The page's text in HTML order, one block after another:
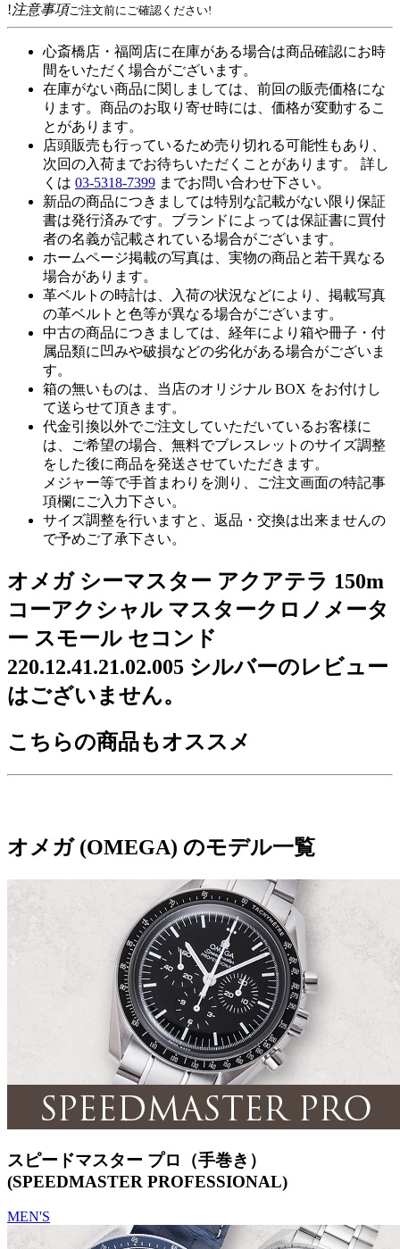
!注意事項ご注文前にご確認ください!
心斎橋店・福岡店に在庫がある場合は商品確認にお時
間をいただく場合がございます。
在庫がない商品に関しましては、前回の販売価格にな
ります。商品のお取り寄せ時には、価格が変動するこ
とがあります。
店頭販売も行っているため売り切れる可能性もあり、
次回の入荷までお待ちいただくことがあります。 詳し
くは 03-5318-7399 までお問い合わせ下さい。
新品の商品につきましては特別な記載がない限り保証
書は発行済みです。ブランドによっては保証書に買付
者の名義が記載されている場合がございます。
ホームページ掲載の写真は、実物の商品と若干異なる
場合があります。
革ベルトの時計は、入荷の状況などにより、掲載写真
の革ベルトと色等が異なる場合がございます。
中古の商品につきましては、経年により箱や冊子・付
属品類に凹みや破損などの劣化がある場合がございま
す。
箱の無いものは、当店のオリジナル BOX をお付けし
て送らせて頂きます。
代金引換以外でご注文していただいているお客様に
は、ご希望の場合、無料でブレスレットのサイズ調整
をした後に商品を発送させていただきます。
メジャー等で手首まわりを測り、ご注文画面の特記事
項欄にご入力下さい。
サイズ調整を行いますと、返品・交換は出来ませんの
で予めご了承下さい。
オメガ シーマスター アクアテラ 150m
コーアクシャル マスタークロノメータ
ー スモール セコンド
220.12.41.21.02.005 シルバーのレビュー
はございません。
こちらの商品もオススメ
オメガ (OMEGA) のモデル一覧
スピードマスター プロ（手巻き）
(SPEEDMASTER PROFESSIONAL)
MEN'S